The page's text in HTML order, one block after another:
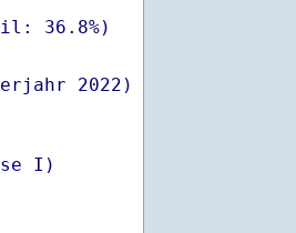
2022)
I)